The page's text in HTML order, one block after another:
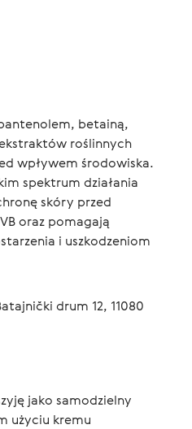
betainą,
roślinnych
wpływem środowiska.
spektrum działania
skóry przed
oraz pomagają
i uszkodzeniom
drum 12, 11080
jako samodzielny
użyciu kremu